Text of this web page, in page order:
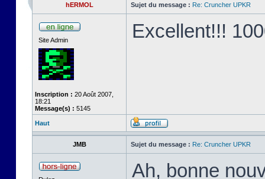
hERMOL Sujet du message : Re: Cruncher UPKR
Site Admin
Inscription : 20 Août 2007,
18:21
Message(s) : 5145
Excellent!!!
Haut
JMB Sujet du message : Re: Cruncher UPKR
Ah, bonne